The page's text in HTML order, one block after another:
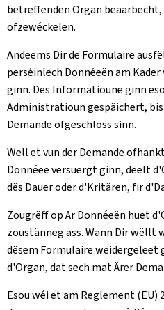
betreffenden Organ beaarbecht,
ofzewéckelen.
Andeems Dir de Formulaire
perséinlech Donnéeën am
ginn. Dës Informatioune ginn
Administratioun gespäichert,
Demande ofgeschloss sinn.
Well et vun der Demande
Donnéeë versuergt ginn, deelt
dës Dauer oder d'Kritären, fir
Zougrëff op Är Donnéeën huet
zoustänneg ass. Wann Dir wëllt
dësem Formulaire weidergeleet
d'Organ, dat sech mat Ärer
Esou wéi et am Reglement